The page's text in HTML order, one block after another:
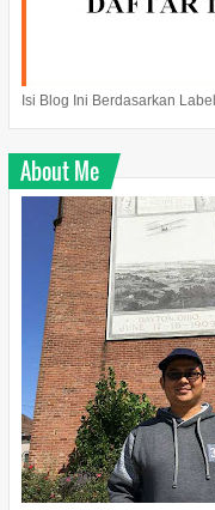
Isi Blog Ini Berdasarkan Label
About Me